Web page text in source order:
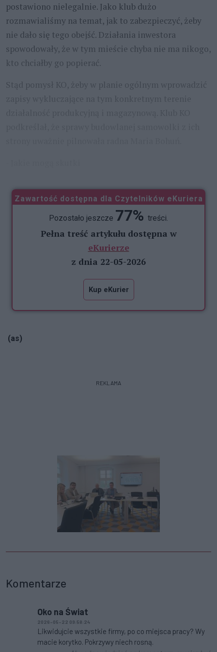
postawiono nielegalnie. Jako klub dużo
rozmawialiśmy na temat, jak to zabezpieczyć, żeby
nie dało się tego obejść. Działania inwestora
spowodowały, że w tym mieście chyba nie ma nikogo,
kto chciałby go popierać.
Stąd pomysł KO, żeby w planie ogólnym wprowadzić
Zawartość dostępna dla Czytelników eKuriera
Pozostało jeszcze 77% treści.
Pełna treść artykułu dostępna w
eKurierze
z dnia 22-05-2026
Kup eKurier
(as)
REKLAMA
Komentarze
Oko na Świat
2026-05-22 09:58:24
Likwidujcie wszystkie firmy, po co miejsca pracy? Wy
macie korytko. Pokrzywy niech rosną.